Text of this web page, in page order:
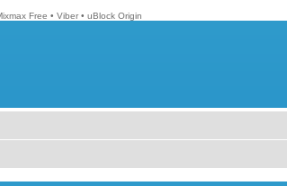
Free • Viber • uBlock Origin